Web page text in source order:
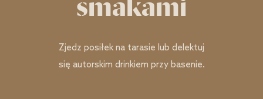
Zjedz posiłek na tarasie lub delektuj
się autorskim drinkiem przy basenie.